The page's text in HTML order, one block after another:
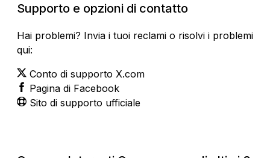
Supporto e opzioni di contatto
Hai problemi? Invia i tuoi reclami o risolvi i problemi
qui:
Conto di supporto X.com
Pagina di Facebook
Sito di supporto ufficiale